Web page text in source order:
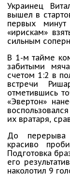
Украинец
вышел в
первых
«ирискам»
сильным
В 1-м тайме
забитыми
счетом 1:2 в
встречи
отметившись
«Эвертон»
их вратаря,
До перерыва
красиво
Подготовка
его
наколотил 9